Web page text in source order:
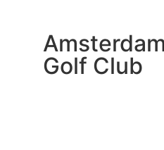
Golf Club